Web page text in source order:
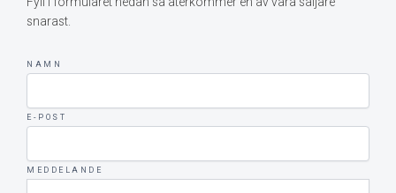
snarast.
NAMN
E-POST
MEDDELANDE